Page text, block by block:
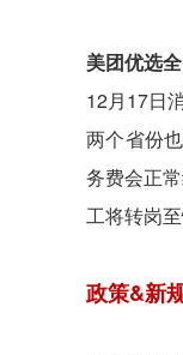
美团优选
12月17日
两个省份
务费会正
工将转岗
政策&新